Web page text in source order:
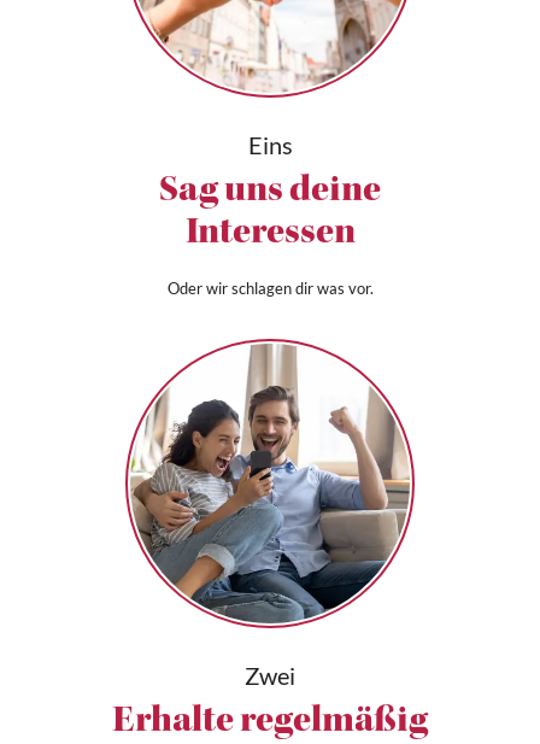
Eins
Sag uns deine
Interessen
Oder wir schlagen dir was vor.
Zwei
Erhalte regelmäßig